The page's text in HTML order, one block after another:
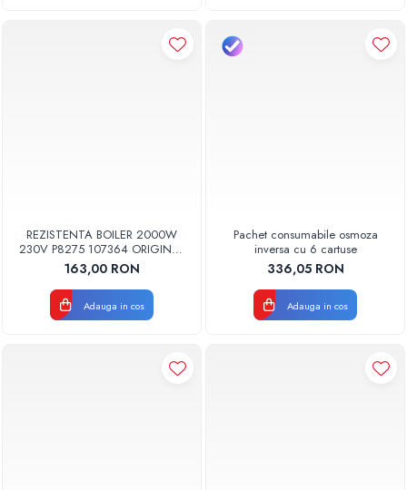
REZISTENTA BOILER 2000W
230V P8275 107364 ORIGINAL
TESY
163,00 RON
Adauga in cos
Pachet consumabile osmoza
inversa cu 6 cartuse
336,05 RON
Adauga in cos